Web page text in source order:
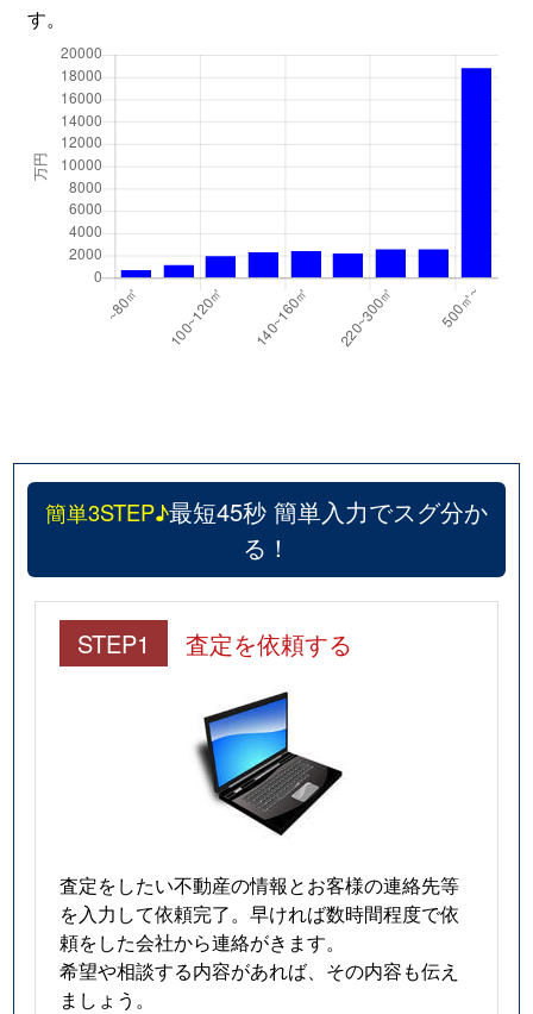
す。
簡単3STEP♪最短45秒 簡単入力でスグ分か
る！
STEP1 査定を依頼する
査定をしたい不動産の情報とお客様の連絡先等
を入力して依頼完了。早ければ数時間程度で依
頼をした会社から連絡がきます。
希望や相談する内容があれば、その内容も伝え
ましょう。